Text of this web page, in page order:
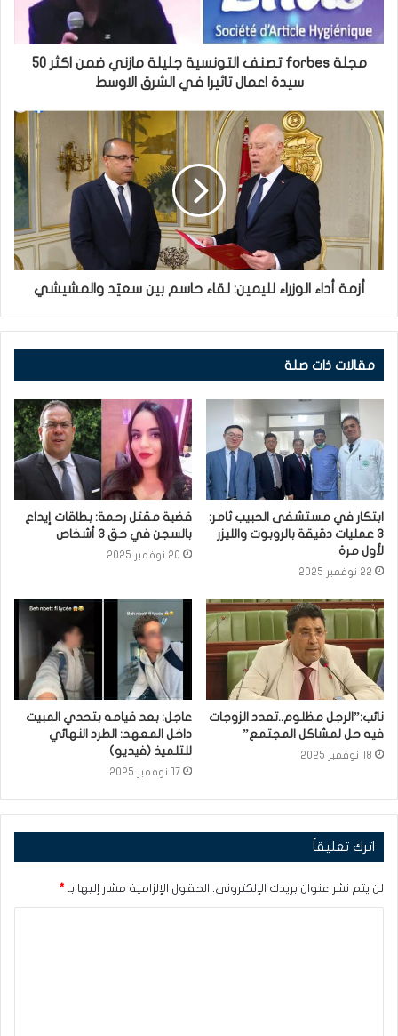
مجلة forbes تصنف التونسية جليلة مازني ضمن اكثر 50
سيدة اعمال تاثيرا في الشرق الاوسط
أزمة أداء الوزراء لليمين: لقاء حاسم بين سعيّد والمشيشي
مقالات ذات صلة
ابتكار في مستشفى الحبيب ثامر:
3 عمليات دقيقة بالروبوت والليزر
لأول مرة
22 نوفمبر 2025
قضية مقتل رحمة: بطاقات إيداع
بالسجن في حق 3 أشخاص
20 نوفمبر 2025
نائب:”الرجل مظلوم..تعدد الزوجات
فيه حل لمشاكل المجتمع”
18 نوفمبر 2025
عاجل: بعد قيامه بتحدي المبيت
داخل المعهد: الطرد النهائي
للتلميذ (فيديو)
17 نوفمبر 2025
اترك تعليقاً
لن يتم نشر عنوان بريدك الإلكتروني. الحقول الإلزامية مشار إليها بـ *